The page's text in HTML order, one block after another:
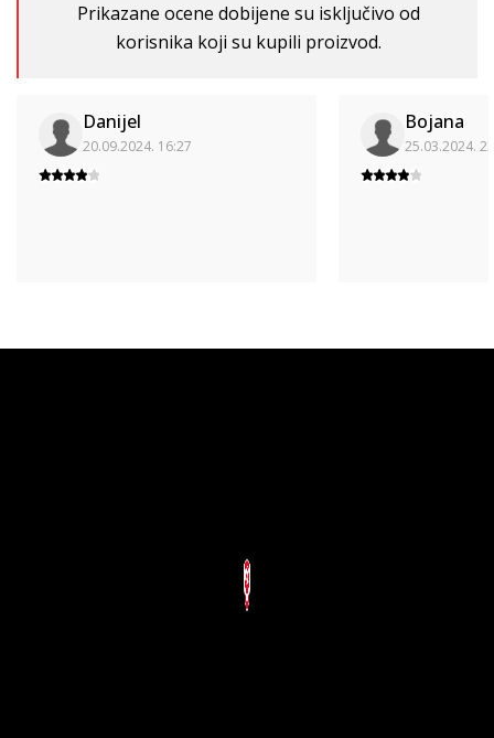
Prikazane ocene dobijene su isključivo od
korisnika koji su kupili proizvod.
Danijel
20.09.2024. 16:27
Bojana
25.03.2024.